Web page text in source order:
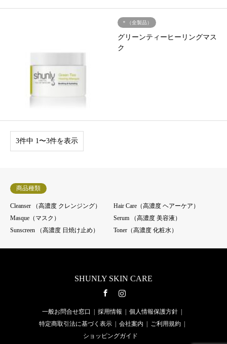
＊（全製品）
グリーンティーヒーリングマス
ク
3件中 1〜3件を表示
商品種類
Cleanser （高濃度 クレンジング）
Hair Care（高濃度 ヘアーケア）
Masque（マスク）
Serum （高濃度 美容液）
Sunscreen （高濃度 日焼け止め）
Toner（高濃度 化粧水）
SHUNLY SKIN CARE
一般お問合せ窓口 採用情報
個人情報保護方針
特定商取引法に基づく表示
会社案内
ご利用規約
ショッピングガイド